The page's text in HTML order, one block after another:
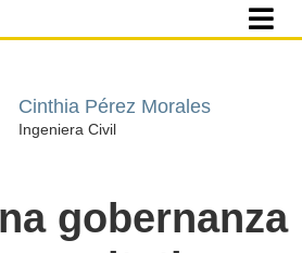
Cinthia Pérez Morales
Ingeniera Civil
gobernanza